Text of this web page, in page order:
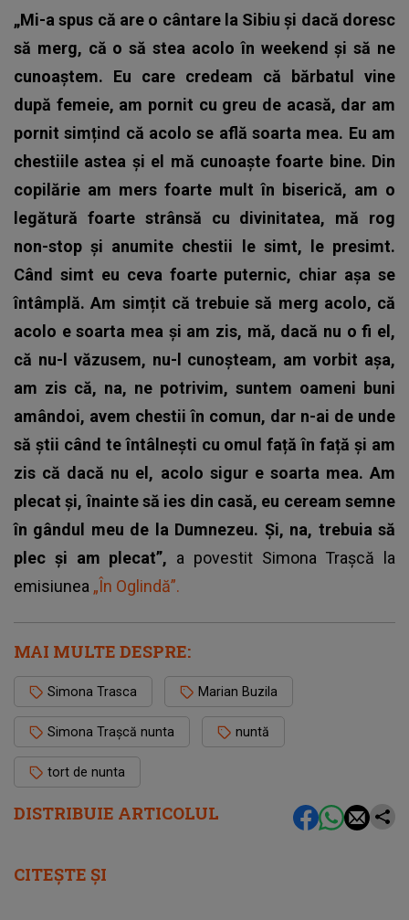
DISTRIBUIE ARTICOLUL
„Mi-a spus că are o cântare la Sibiu și dacă doresc
să merg, că o să stea acolo în weekend și să ne
cunoaștem. Eu care credeam că bărbatul vine
după femeie, am pornit cu greu de acasă, dar am
pornit simțind că acolo se află soarta mea. Eu am
chestiile astea și el mă cunoaște foarte bine. Din
copilărie am mers foarte mult în biserică, am o
legătură foarte strânsă cu divinitatea, mă rog
non-stop și anumite chestii le simt, le presimt.
Când simt eu ceva foarte puternic, chiar așa se
întâmplă. Am simțit că trebuie să merg acolo, că
acolo e soarta mea și am zis, mă, dacă nu o fi el,
că nu-l văzusem, nu-l cunoșteam, am vorbit așa,
am zis că, na, ne potrivim, suntem oameni buni
amândoi, avem chestii în comun, dar n-ai de unde
să știi când te întâlnești cu omul față în față și am
zis că dacă nu el, acolo sigur e soarta mea. Am
plecat și, înainte să ies din casă, eu ceream semne
în gândul meu de la Dumnezeu. Și, na, trebuia să
plec și am plecat”, a povestit Simona Trașcă la
emisiunea „În Oglindă”.
MAI MULTE DESPRE:
Simona Trasca Marian Buzila
Simona Trașcă nunta nuntă
tort de nunta
CITEȘTE ȘI